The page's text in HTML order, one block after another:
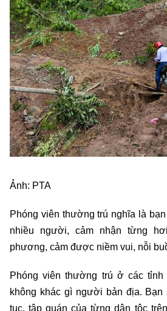
Ảnh: PTA
Phóng viên thường trú nghĩa là
nhiều người, cảm nhận từng
phương, cảm được niềm vui, nỗi
Phóng viên thường trú ở các
không khác gì người bản địa. Bạn
tục, tập quán của từng dân tộc